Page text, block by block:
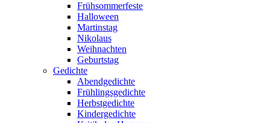
Frühsommerfeste
Halloween
Martinstag
Nikolaus
Weihnachten
Geburtstag
Gedichte
Abendgedichte
Frühlingsgedichte
Herbstgedichte
Kindergedichte